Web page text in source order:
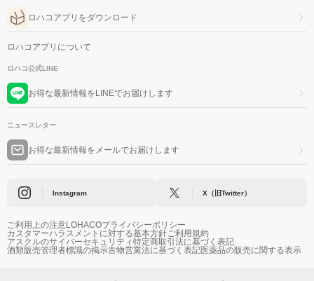
ロハコアプリをダウンロード
ロハコアプリについて
ロハコ公式LINE
お得な最新情報をLINEでお届けします
ニュースレター
お得な最新情報をメールでお届けします
Instagram X（旧Twitter）
ご利用上の注意LOHACOプライバシーポリシー
カスタマーハラスメントに対する基本方針ご利用規約
アスクルのサイバーセキュリティ特定商取引法に基づく表記
酒類販売管理者標識の掲示古物営業法に基づく表記医薬品の販売に関する表示